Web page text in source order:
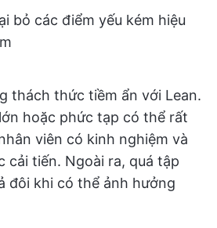
bỏ các điểm yếu kém hiệu
thách thức tiềm ẩn với Lean.
hoặc phức tạp có thể rất
viên có kinh nghiệm và
cải tiến. Ngoài ra, quá tập
đôi khi có thể ảnh hưởng